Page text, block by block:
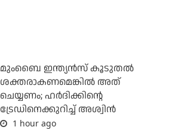
മുംബൈ ഇന്ത്യന്‍സ് കൂടുതല്‍
ശക്തരാകണമെങ്കില്‍ അത്
ചെയ്യണം; ഹര്‍ദിക്കിന്റെ
ട്രേഡിനെക്കുറിച്ച് അശ്വിന്‍
1 hour ago